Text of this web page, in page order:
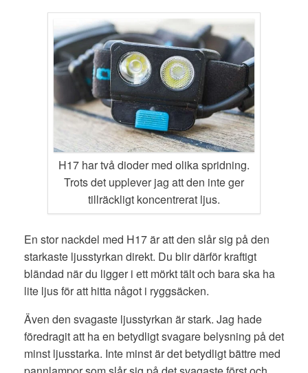
H17 har två dioder med olika spridning.
Trots det upplever jag att den inte ger
tillräckligt koncentrerat ljus.
En stor nackdel med H17 är att den slår sig på den
starkaste ljusstyrkan direkt. Du blir därför kraftigt
bländad när du ligger i ett mörkt tält och bara ska ha
lite ljus för att hitta något i ryggsäcken.
Även den svagaste ljusstyrkan är stark. Jag hade
föredragit att ha en betydligt svagare belysning på det
minst ljusstarka. Inte minst är det betydligt bättre med